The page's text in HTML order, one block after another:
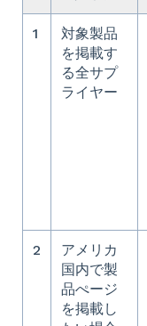
1
対象製品
を掲載す
る全サプ
ライヤー
2
アメリカ
国内で製
品ぺージ
を掲載し